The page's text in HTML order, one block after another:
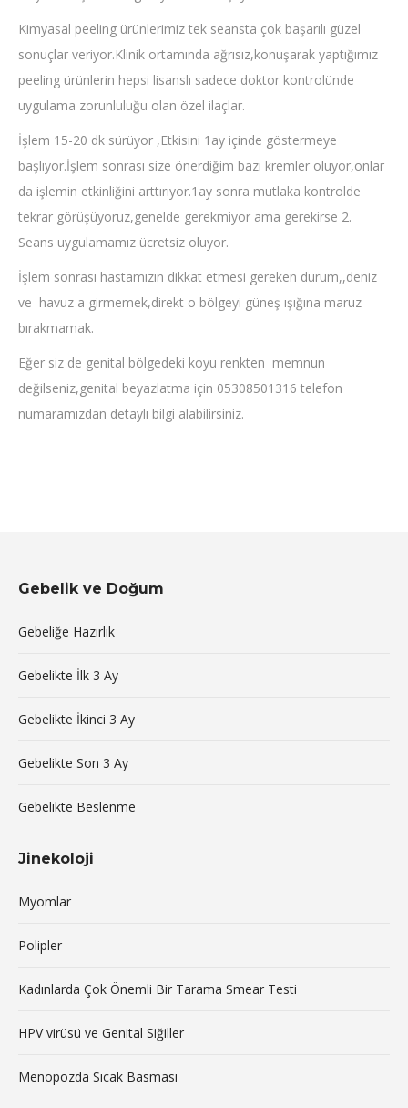
Kimyasal peeling ürünlerimiz tek seansta çok başarılı güzel
sonuçlar veriyor.Klinik ortamında ağrısız,konuşarak yaptığımız
peeling ürünlerin hepsi lisanslı sadece doktor kontrolünde
uygulama zorunluluğu olan özel ilaçlar.
İşlem 15-20 dk sürüyor ,Etkisini 1ay içinde göstermeye
başlıyor.İşlem sonrası size önerdiğim bazı kremler oluyor,onlar
da işlemin etkinliğini arttırıyor.1ay sonra mutlaka kontrolde
tekrar görüşüyoruz,genelde gerekmiyor ama gerekirse 2.
Seans uygulamamız ücretsiz oluyor.
İşlem sonrası hastamızın dikkat etmesi gereken durum,,deniz
ve havuz a girmemek,direkt o bölgeyi güneş ışığına maruz
bırakmamak.
Eğer siz de genital bölgedeki koyu renkten memnun
değilseniz,genital beyazlatma için 05308501316 telefon
numaramızdan detaylı bilgi alabilirsiniz.
Gebelik ve Doğum
Gebeliğe Hazırlık
Gebelikte İlk 3 Ay
Gebelikte İkinci 3 Ay
Gebelikte Son 3 Ay
Gebelikte Beslenme
Jinekoloji
Myomlar
Polipler
Kadınlarda Çok Önemli Bir Tarama Smear Testi
HPV virüsü ve Genital Siğiller
Menopozda Sıcak Basması